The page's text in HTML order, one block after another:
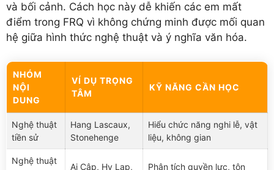
và bối cảnh. Cách học này dễ khiến các em mất
điểm trong FRQ vì không chứng minh được mối quan
hệ giữa hình thức nghệ thuật và ý nghĩa văn hóa.
NHÓM
NỘI
DUNG
VÍ DỤ TRỌNG
TÂM
KỸ NĂNG CẦN HỌC
Nghệ thuật
tiền sử
Hang Lascaux,
Stonehenge
Hiểu chức năng nghi lễ, vật
liệu, không gian
Nghệ thuật
Ai Cập, Hy Lạp, Phân tích quyền lực, tôn